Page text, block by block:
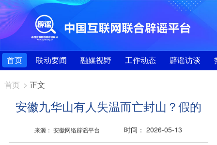
首页 联动要闻 融媒视野 工作动态 辟谣访谈
首页 > 正文
安徽九华山有人失温而亡封山？假的
来源： 安徽网络辟谣平台 时间： 2026-05-13